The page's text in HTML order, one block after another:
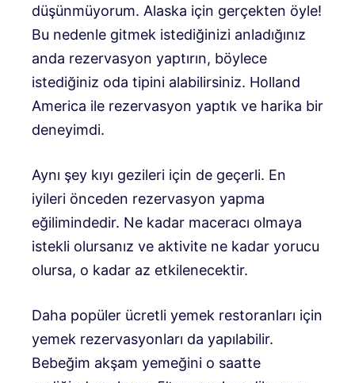
düşünmüyorum. Alaska için gerçekten öyle!
Bu nedenle gitmek istediğinizi anladığınız
anda rezervasyon yaptırın, böylece
istediğiniz oda tipini alabilirsiniz. Holland
America ile rezervasyon yaptık ve harika bir
deneyimdi.
Aynı şey kıyı gezileri için de geçerli. En
iyileri önceden rezervasyon yapma
eğilimindedir. Ne kadar maceracı olmaya
istekli olursanız ve aktivite ne kadar yorucu
olursa, o kadar az etkilenecektir.
Daha popüler ücretli yemek restoranları için
yemek rezervasyonları da yapılabilir.
Bebeğim akşam yemeğini o saatte